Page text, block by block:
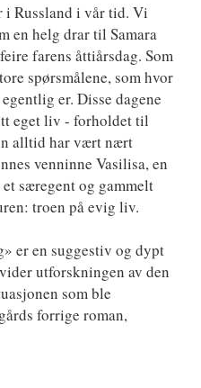
i Russland i vår tid. Vi
en helg drar til Samara
farens åttiårsdag. Som
spørsmålene, som hvor
er. Disse dagene
eget liv - forholdet til
alltid har vært nært
venninne Vasilisa, en
særegent og gammelt
troen på evig liv.
er en suggestiv og dypt
utforskningen av den
som ble
forrige roman,